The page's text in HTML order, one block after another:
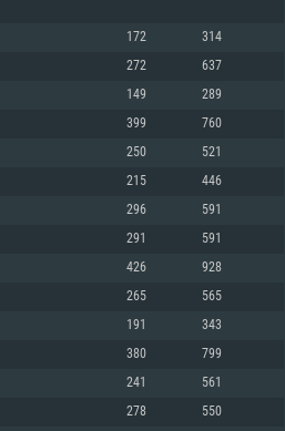
SYSTÈME REQUISE
11: AMD Radeon 77XX / NVIDIA
supportée par le jeu est de 720p
haut débit
(Les processeurs Intel Xeon ne sont
(Mac), ou analogue AMD/Nvidia. La
le jeu est de 720p.
haut débit
les plus modernes
les derniers drivers (moins de 6 mois) /
minimale supportée par le jeu est de
haut débit
172 314
272 637
149 289
399 760
250 521
215 446
296 591
291 591
426 928
265 565
191 343
380 799
241 561
278 550